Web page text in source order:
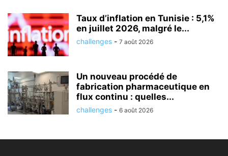
Taux d’inflation en Tunisie : 5,1%
en juillet 2026, malgré le...
challenges - 7 août 2026
Un nouveau procédé de
fabrication pharmaceutique en
flux continu : quelles...
challenges - 6 août 2026